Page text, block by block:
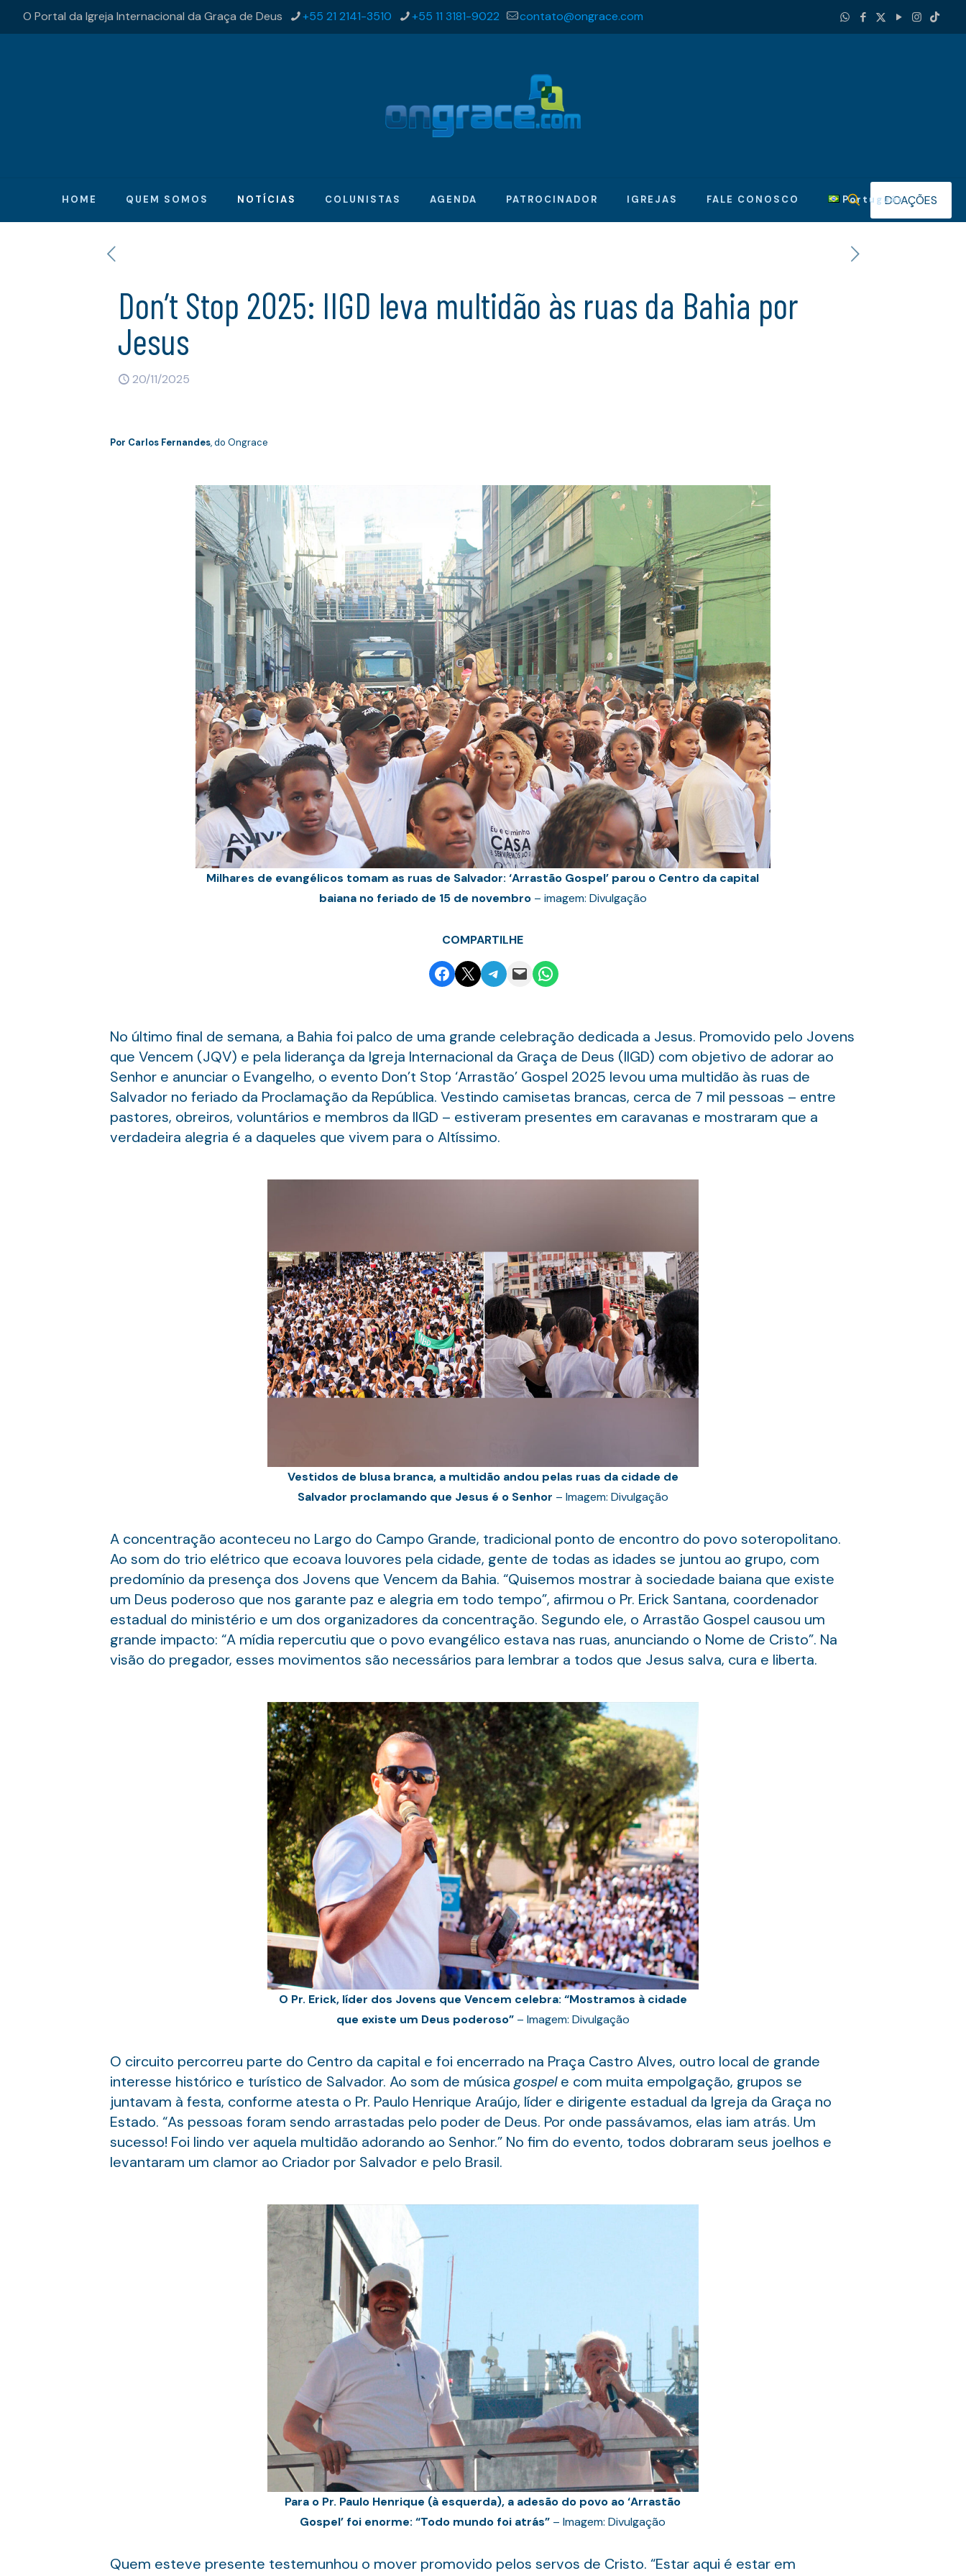
O Portal da Igreja Internacional da Graça de Deus +55 21 2141-3510 +55 11 3181-9022 contato@ongrace.com
HOME QUEM SOMOS NOTÍCIAS COLUNISTAS AGENDA PATROCINADOR IGREJAS FALE CONOSCO PortuguêsDOAÇÕES
Don’t Stop 2025: IIGD leva multidão às ruas da Bahia por
Jesus
20/11/2025
Por Carlos Fernandes, do Ongrace
Milhares de evangélicos tomam as ruas de Salvador: ‘Arrastão Gospel’ parou o Centro da capital
baiana no feriado de 15 de novembro– imagem: Divulgação
COMPARTILHE
Share on Facebook
Email this PageShare on Telegram
Email this PageShare on WhatsApp
No último final de semana, a Bahia foi palco de uma grande celebração dedicada a Jesus. Promovido pelo Jovens
que Vencem (JQV) e pela liderança da Igreja Internacional da Graça de Deus (IIGD) com objetivo de adorar ao
Senhor e anunciar o Evangelho, o evento Don’t Stop ‘Arrastão’ Gospel 2025 levou uma multidão às ruas de
Salvador no feriado da Proclamação da República. Vestindo camisetas brancas, cerca de 7 mil pessoas – entre
pastores, obreiros, voluntários e membros da IIGD – estiveram presentes em caravanas e mostraram que a
verdadeira alegria é a daqueles que vivem para o Altíssimo.
Vestidos de blusa branca, a multidão andou pelas ruas da cidade de
Salvador proclamando que Jesus é o Senhor – Imagem: Divulgação
A concentração aconteceu no Largo do Campo Grande, tradicional ponto de encontro do povo soteropolitano.
Ao som do trio elétrico que ecoava louvores pela cidade, gente de todas as idades se juntou ao grupo, com
predomínio da presença dos Jovens que Vencem da Bahia. “Quisemos mostrar à sociedade baiana que existe
um Deus poderoso que nos garante paz e alegria em todo tempo”, afirmou o Pr. Erick Santana, coordenador
estadual do ministério e um dos organizadores da concentração. Segundo ele, o Arrastão Gospel causou um
grande impacto: “A mídia repercutiu que o povo evangélico estava nas ruas, anunciando o Nome de Cristo”. Na
visão do pregador, esses movimentos são necessários para lembrar a todos que Jesus salva, cura e liberta.
O Pr. Erick, líder dos Jovens que Vencem celebra: “Mostramos à cidade
que existe um Deus poderoso” – Imagem: Divulgação
O circuito percorreu parte do Centro da capital e foi encerrado na Praça Castro Alves, outro local de grande
interesse histórico e turístico de Salvador. Ao som de música gospele com muita empolgação, grupos se
juntavam à festa, conforme atesta o Pr. Paulo Henrique Araújo, líder e dirigente estadual da Igreja da Graça no
Estado. “As pessoas foram sendo arrastadas pelo poder de Deus. Por onde passávamos, elas iam atrás. Um
sucesso! Foi lindo ver aquela multidão adorando ao Senhor.” No fim do evento, todos dobraram seus joelhos e
levantaram um clamor ao Criador por Salvador e pelo Brasil.
Para o Pr. Paulo Henrique (à esquerda), a adesão do povo ao ‘Arrastão
Gospel’ foi enorme: “Todo mundo foi atrás” – Imagem: Divulgação
Quem esteve presente testemunhou o mover promovido pelos servos de Cristo. “Estar aqui é estar em